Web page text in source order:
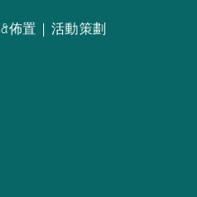
佈置｜活動策劃